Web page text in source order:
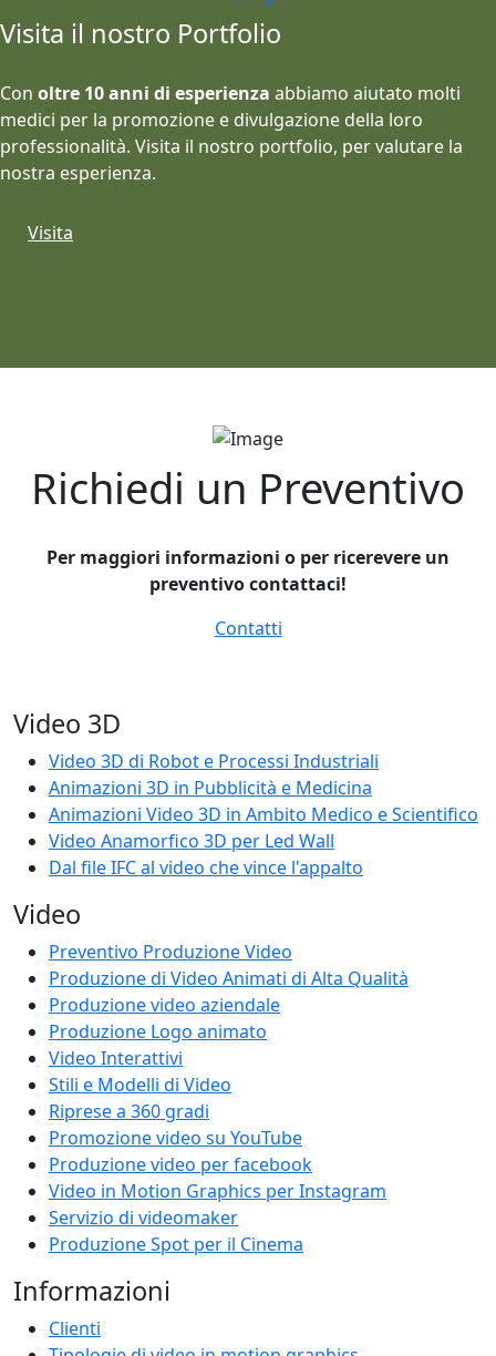
Visita il nostro Portfolio
Con oltre 10 anni di esperienza abbiamo aiutato molti
medici per la promozione e divulgazione della loro
professionalità. Visita il nostro portfolio, per valutare la
nostra esperienza.
Visita
Richiedi un Preventivo
Per maggiori informazioni o per ricerevere un
preventivo contattaci!
Contatti
Video 3D
Video 3D di Robot e Processi Industriali
Animazioni 3D in Pubblicità e Medicina
Animazioni Video 3D in Ambito Medico e Scientifico
Video Anamorfico 3D per Led Wall
Dal file IFC al video che vince l'appalto
Video
Preventivo Produzione Video
Produzione di Video Animati di Alta Qualità
Produzione video aziendale
Produzione Logo animato
Video Interattivi
Stili e Modelli di Video
Riprese a 360 gradi
Promozione video su YouTube
Produzione video per facebook
Video in Motion Graphics per Instagram
Servizio di videomaker
Produzione Spot per il Cinema
Informazioni
Clienti